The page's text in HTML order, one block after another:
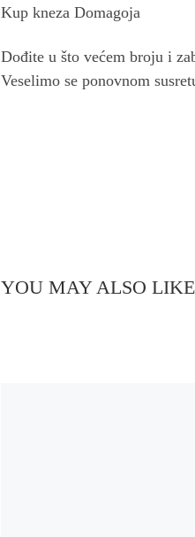
Kup kneza Domagoja
Dođite u što većem broju i
Veselimo se ponovnom
YOU MAY ALSO LIKE